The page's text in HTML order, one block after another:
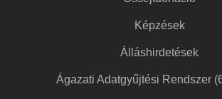
Képzések
Álláshirdetések
Ágazati Adatgyűjtési Rendszer